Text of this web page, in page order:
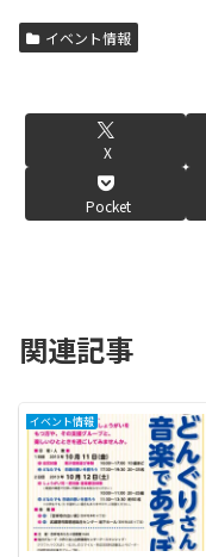
イベント情報
X
Pocket
関連記事
イベント情報